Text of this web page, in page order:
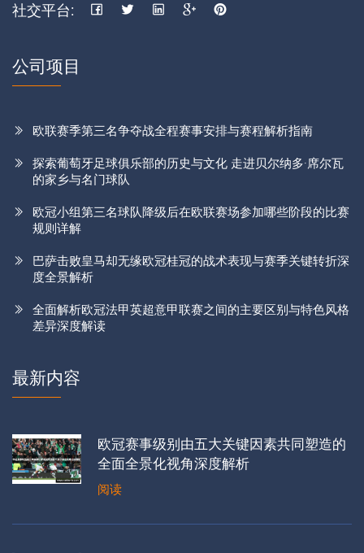
社交平台:
公司项目
欧联赛季第三名争夺战全程赛事安排与赛程解析指南
探索葡萄牙足球俱乐部的历史与文化 走进贝尔纳多·席尔瓦
的家乡与名门球队
欧冠小组第三名球队降级后在欧联赛场参加哪些阶段的比赛
规则详解
巴萨击败皇马却无缘欧冠桂冠的战术表现与赛季关键转折深
度全景解析
全面解析欧冠法甲英超意甲联赛之间的主要区别与特色风格
差异深度解读
最新内容
欧冠赛事级别由五大关键因素共同塑造的
全面全景化视角深度解析
阅读